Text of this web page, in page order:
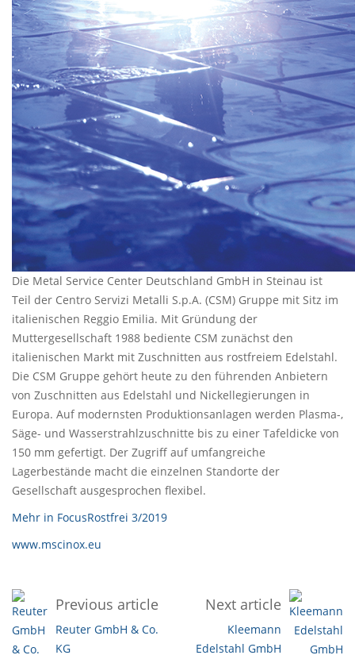
Die Metal Service Center Deutschland GmbH in Steinau ist
Teil der Centro Servizi Metalli S.p.A. (CSM) Gruppe mit Sitz im
italienischen Reggio Emilia. Mit Gründung der
Muttergesellschaft 1988 bediente CSM zunächst den
italienischen Markt mit Zuschnitten aus rostfreiem Edelstahl.
Die CSM Gruppe gehört heute zu den führenden Anbietern
von Zuschnitten aus Edelstahl und Nickellegierungen in
Europa. Auf modernsten Produktionsanlagen werden Plasma-,
Säge- und Wasserstrahlzuschnitte bis zu einer Tafeldicke von
150 mm gefertigt. Der Zugriff auf umfangreiche
Lagerbestände macht die einzelnen Standorte der
Gesellschaft ausgesprochen flexibel.
Mehr in FocusRostfrei 3/2019
www.mscinox.eu
Previous article
Reuter GmbH & Co.
KG
Next article
Kleemann
Edelstahl GmbH